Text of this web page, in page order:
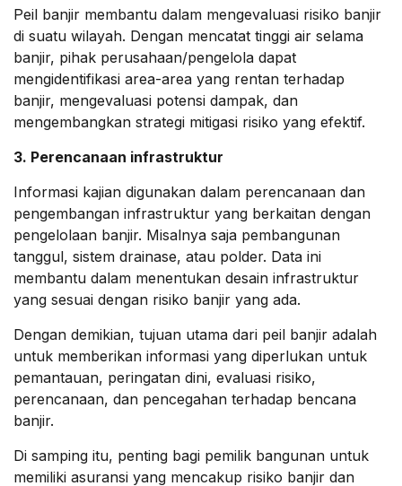
Peil banjir membantu dalam mengevaluasi risiko banjir
di suatu wilayah. Dengan mencatat tinggi air selama
banjir, pihak perusahaan/pengelola dapat
mengidentifikasi area-area yang rentan terhadap
banjir, mengevaluasi potensi dampak, dan
mengembangkan strategi mitigasi risiko yang efektif.
3. Perencanaan infrastruktur
Informasi kajian digunakan dalam perencanaan dan
pengembangan infrastruktur yang berkaitan dengan
pengelolaan banjir. Misalnya saja pembangunan
tanggul, sistem drainase, atau polder. Data ini
membantu dalam menentukan desain infrastruktur
yang sesuai dengan risiko banjir yang ada.
Dengan demikian, tujuan utama dari peil banjir adalah
untuk memberikan informasi yang diperlukan untuk
pemantauan, peringatan dini, evaluasi risiko,
perencanaan, dan pencegahan terhadap bencana
banjir.
Di samping itu, penting bagi pemilik bangunan untuk
memiliki asuransi yang mencakup risiko banjir dan